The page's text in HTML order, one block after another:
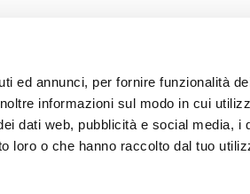
ed annunci, per fornire funzionalità
informazioni sul modo in cui
dati web, pubblicità e social media, i
loro o che hanno raccolto dal tuo